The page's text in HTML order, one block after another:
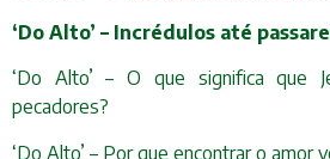
‘Do Alto’ – Incrédulos até
‘Do Alto’ – O que significa que
pecadores?
‘Do Alto’ – Por que encontrar o amor